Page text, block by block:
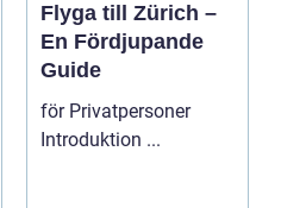
Flyga till Zürich –
En Fördjupande
Guide
för Privatpersoner
Introduktion ...